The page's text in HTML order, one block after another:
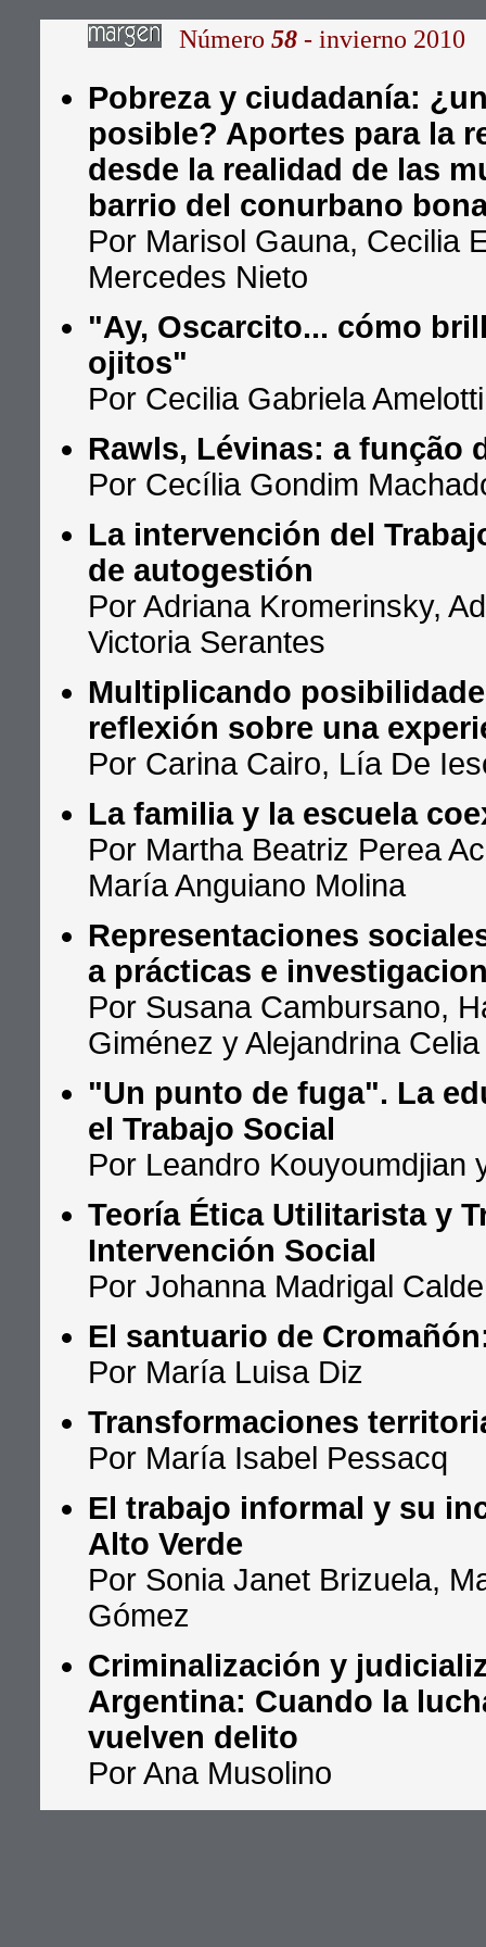
Número 58 - invierno 2010
Pobreza y ciudadanía:
posible? Aportes para la
desde la realidad de las
barrio del conurbano
Por Marisol Gauna, Cecilia
Mercedes Nieto
"Ay, Oscarcito... cómo
ojitos"
Por Cecilia Gabriela Amelotti
Rawls, Lévinas: a função
Por Cecília Gondim
La intervención del
de autogestión
Por Adriana Kromerinsky,
Victoria Serantes
Multiplicando
reflexión sobre una
Por Carina Cairo, Lía De
La familia y la escuela
Por Martha Beatriz Perea
María Anguiano Molina
Representaciones
a prácticas e
Por Susana Cambursano,
Giménez y Alejandrina
"Un punto de fuga". La
el Trabajo Social
Por Leandro Kouyoumdjian
Teoría Ética Utilitarista y
Intervención Social
Por Johanna Madrigal
El santuario de
Por María Luisa Diz
Transformaciones
Por María Isabel Pessacq
El trabajo informal y su
Alto Verde
Por Sonia Janet Brizuela,
Gómez
Criminalización y
Argentina: Cuando la
vuelven delito
Por Ana Musolino